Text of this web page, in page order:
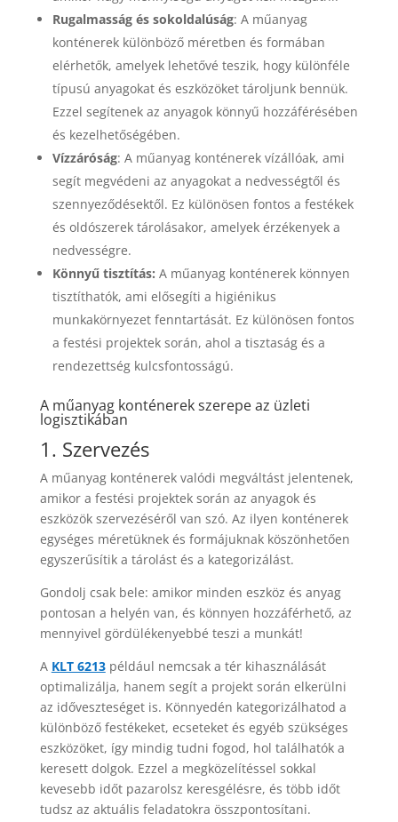
Rugalmasság és sokoldalúság: A műanyag
konténerek különböző méretben és formában
elérhetők, amelyek lehetővé teszik, hogy különféle
típusú anyagokat és eszközöket tároljunk bennük.
Ezzel segítenek az anyagok könnyű hozzáférésében
és kezelhetőségében.
Vízzáróság: A műanyag konténerek vízállóak, ami
segít megvédeni az anyagokat a nedvességtől és
szennyeződésektől. Ez különösen fontos a festékek
és oldószerek tárolásakor, amelyek érzékenyek a
nedvességre.
Könnyű tisztítás: A műanyag konténerek könnyen
tisztíthatók, ami elősegíti a higiénikus
munkakörnyezet fenntartását. Ez különösen fontos
a festési projektek során, ahol a tisztaság és a
rendezettség kulcsfontosságú.
A műanyag konténerek szerepe az üzleti
logisztikában
1. Szervezés
A műanyag konténerek valódi megváltást jelentenek,
amikor a festési projektek során az anyagok és
eszközök szervezéséről van szó. Az ilyen konténerek
egységes méretüknek és formájuknak köszönhetően
egyszerűsítik a tárolást és a kategorizálást.
Gondolj csak bele: amikor minden eszköz és anyag
pontosan a helyén van, és könnyen hozzáférhető, az
mennyivel gördülékenyebbé teszi a munkát!
A KLT 6213például nemcsak a tér kihasználását
optimalizálja, hanem segít a projekt során elkerülni
az időveszteséget is. Könnyedén kategorizálhatod a
különböző festékeket, ecseteket és egyéb szükséges
eszközöket, így mindig tudni fogod, hol találhatók a
keresett dolgok. Ezzel a megközelítéssel sokkal
kevesebb időt pazarolsz keresgélésre, és több időt
tudsz az aktuális feladatokra összpontosítani.